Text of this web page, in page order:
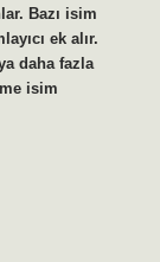
Bazı isim
ek alır.
daha fazla
isim